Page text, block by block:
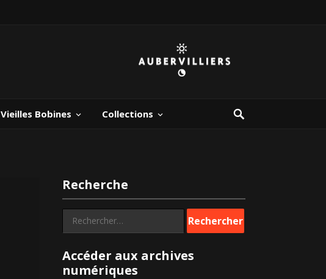
Vieilles Bobines Collections
Recherche
Rechercher :
Accéder aux archives
numériques